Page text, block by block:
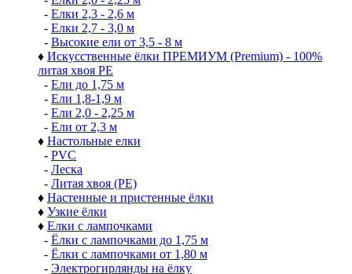
- Елки 2,3 - 2,6 м
- Елки 2,7 - 3,0 м
- Высокие ели от 3,5 - 8 м
♦ Искусственные ёлки ПРЕМИУМ (Premium) - 100%
литая хвоя РЕ
- Ели до 1,75 м
- Ели 1,8-1,9 м
- Ели 2,0 - 2,25 м
- Ели от 2,3 м
♦ Настольные елки
- PVC
- Леска
- Литая хвоя (РЕ)
♦ Настенные и пристенные ёлки
♦ Узкие ёлки
♦ Елки с лампочками
- Ёлки с лампочками до 1,75 м
- Ёлки с лампочками от 1,80 м
- Электрогирлянды на ёлку